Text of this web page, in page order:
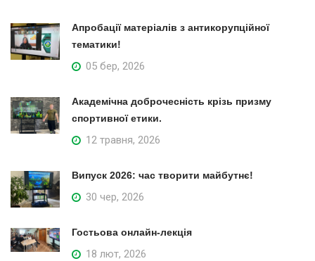
Апробації матеріалів з антикорупційної
тематики!
05 бер, 2026
Академічна доброчесність крізь призму
спортивної етики.
12 травня, 2026
Випуск 2026: час творити майбутнє!
30 чер, 2026
Гостьова онлайн-лекція
18 лют, 2026